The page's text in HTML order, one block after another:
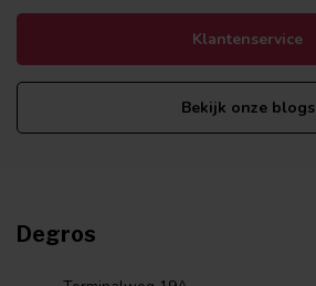
Klantenservice
Bekijk onze blogs
Degros